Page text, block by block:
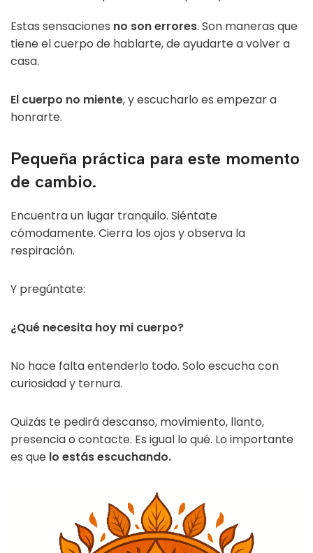
Estas sensaciones no son errores. Son maneras que
tiene el cuerpo de hablarte, de ayudarte a volver a
casa.
El cuerpo no miente, y escucharlo es empezar a
honrarte.
Pequeña práctica para este momento
de cambio.
Encuentra un lugar tranquilo. Siéntate
cómodamente. Cierra los ojos y observa la
respiración.
Y pregúntate:
¿Qué necesita hoy mi cuerpo?
No hace falta entenderlo todo. Solo escucha con
curiosidad y ternura.
Quizás te pedirá descanso, movimiento, llanto,
presencia o contacte. Es igual lo qué. Lo importante
es que lo estás escuchando.